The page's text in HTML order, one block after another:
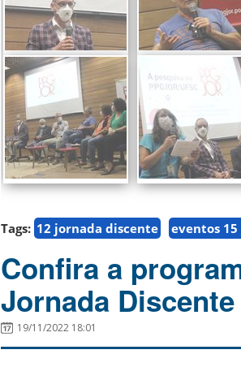
Tags: 12 jornada discente eventos 15
Confira a
Jornada Discente
19/11/2022 18:01